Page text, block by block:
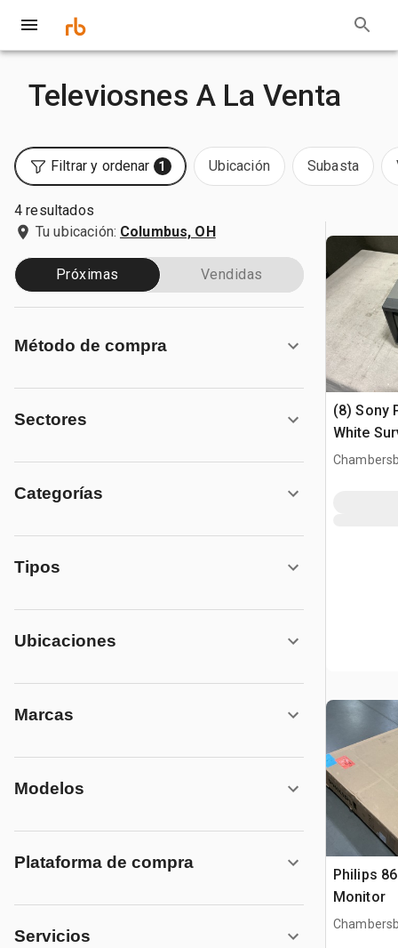
Televiosnes A La Venta
Filtrar y ordenar 1 Ubicación Subasta
4 resultados
Tu ubicación: Columbus, OH
Próximas Vendidas
Método de compra
Sectores
Categorías
Tipos
Ubicaciones
Marcas
Modelos
Plataforma de compra
Servicios
(8) Sony
White
Monitors
Philips
Monitor